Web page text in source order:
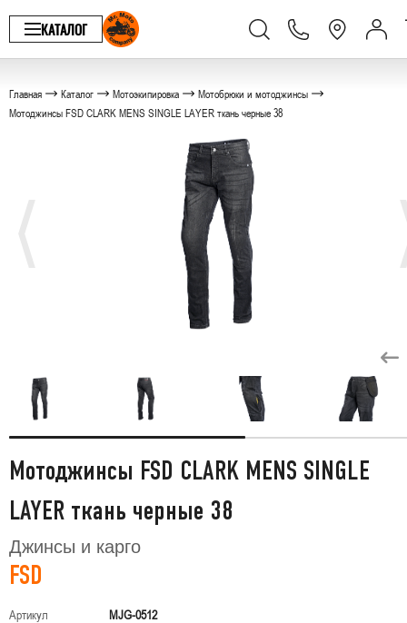
КАТАЛОГ
Главная Каталог Мотоэкипировка
Мотобрюки и мотоджинсы
Мотоджинсы FSD CLARK MENS SINGLE LAYER ткань черные 38
Мотоджинсы FSD CLARK MENS SINGLE
LAYER ткань черные 38
Джинсы и карго
FSD
Артикул
MJG-0512